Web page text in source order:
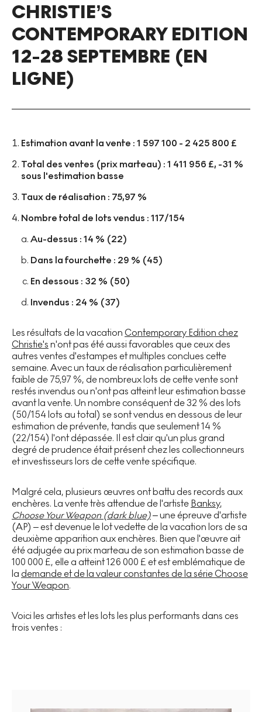
CHRISTIE’S
CONTEMPORARY EDITION
12-28 SEPTEMBRE (EN
LIGNE)
Estimation avant la vente : 1 597 100 - 2 425 800 £
Total des ventes (prix marteau) : 1 411 956 £, -31 %
sous l'estimation basse
Taux de réalisation : 75,97 %
Nombre total de lots vendus : 117/154
Au-dessus : 14 % (22)
Dans la fourchette : 29 % (45)
En dessous : 32 % (50)
Invendus : 24 % (37)
Les résultats de la vacation Contemporary Edition chez
Christie's n'ont pas été aussi favorables que ceux des
autres ventes d'estampes et multiples conclues cette
semaine. Avec un taux de réalisation particulièrement
faible de 75,97 %, de nombreux lots de cette vente sont
restés invendus ou n'ont pas atteint leur estimation basse
avant la vente. Un nombre conséquent de 32 % des lots
(50/154 lots au total) se sont vendus en dessous de leur
estimation de prévente, tandis que seulement 14 %
(22/154) l'ont dépassée. Il est clair qu'un plus grand
degré de prudence était présent chez les collectionneurs
et investisseurs lors de cette vente spécifique.
Malgré cela, plusieurs œuvres ont battu des records aux
enchères. La vente très attendue de l'artiste Banksy,
Choose Your Weapon (dark blue)– une épreuve d'artiste
(AP) – est devenue le lot vedette de la vacation lors de sa
deuxième apparition aux enchères. Bien que l'œuvre ait
été adjugée au prix marteau de son estimation basse de
100 000 £, elle a atteint 126 000 £ et est emblématique de
la demande et de la valeur constantes de la série Choose
Your Weapon.
Voici les artistes et les lots les plus performants dans ces
trois ventes :